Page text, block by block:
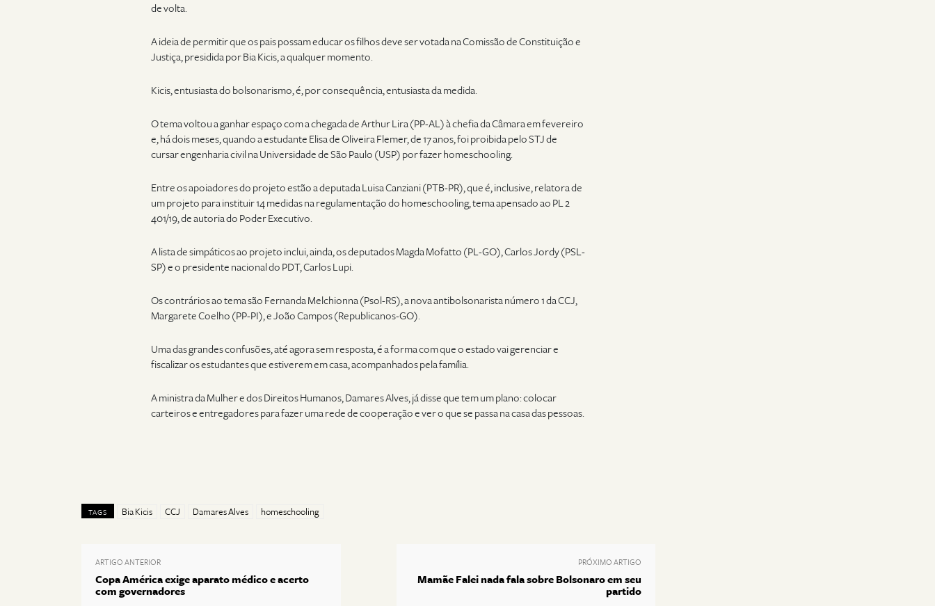
de volta.
A ideia de permitir que os pais possam educar os filhos deve ser votada na Comissão de Constituição e
Justiça, presidida por Bia Kicis, a qualquer momento.
Kicis, entusiasta do bolsonarismo, é, por consequência, entusiasta da medida.
O tema voltou a ganhar espaço com a chegada de Arthur Lira (PP-AL) à chefia da Câmara em fevereiro
e, há dois meses, quando a estudante Elisa de Oliveira Flemer, de 17 anos, foi proibida pelo STJ de
cursar engenharia civil na Universidade de São Paulo (USP) por fazer homeschooling.
Entre os apoiadores do projeto estão a deputada Luisa Canziani (PTB-PR), que é, inclusive, relatora de
um projeto para instituir 14 medidas na regulamentação do homeschooling, tema apensado ao PL 2
401/19, de autoria do Poder Executivo.
A lista de simpáticos ao projeto inclui, ainda, os deputados Magda Mofatto (PL-GO), Carlos Jordy (PSL-
SP) e o presidente nacional do PDT, Carlos Lupi.
Os contrários ao tema são Fernanda Melchionna (Psol-RS), a nova antibolsonarista número 1 da CCJ,
Margarete Coelho (PP-PI), e João Campos (Republicanos-GO).
Uma das grandes confusões, até agora sem resposta, é a forma com que o estado vai gerenciar e
fiscalizar os estudantes que estiverem em casa, acompanhados pela família.
A ministra da Mulher e dos Direitos Humanos, Damares Alves, já disse que tem um plano: colocar
carteiros e entregadores para fazer uma rede de cooperação e ver o que se passa na casa das pessoas.
TAGS Bia Kicis CCJ Damares Alves homeschooling
ARTIGO ANTERIOR
Copa América exige aparato médico e acerto
com governadores
PRÓXIMO ARTIGO
Mamãe Falei nada fala sobre Bolsonaro em seu
partido